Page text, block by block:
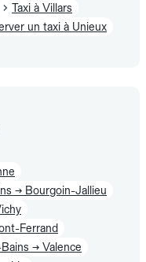
Taxi à Villars
un taxi à Unieux
→ Bourgoin-Jallieu
Ferrand
→ Valence